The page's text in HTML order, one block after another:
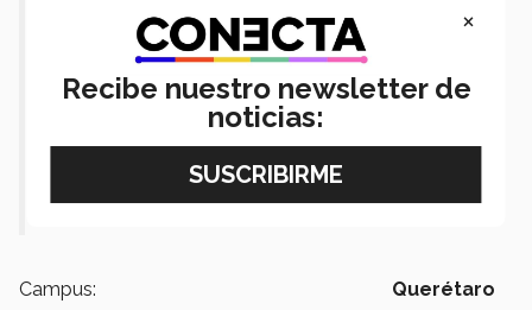
lugar y obtener un top ten en una
competencia internacional”. - finaliza
Campus: Querétaro
×
Recibe nuestro newsletter de
noticias: